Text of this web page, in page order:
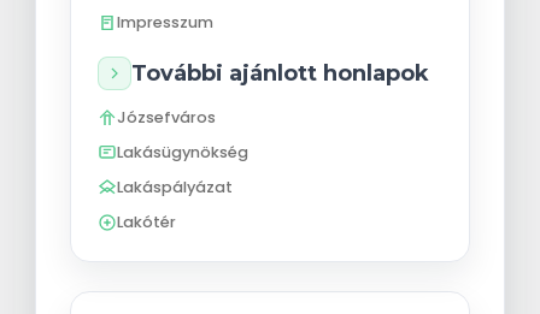
Impresszum
További ajánlott honlapok
Józsefváros
Lakásügynökség
Lakáspályázat
Lakótér